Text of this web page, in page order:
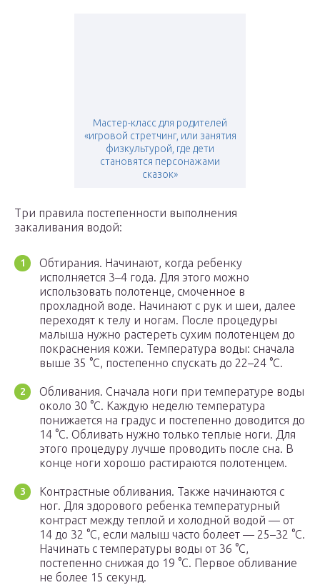
Мастер-класс для родителей
«игровой стретчинг, или занятия
физкультурой, где дети
становятся персонажами
сказок»
Три правила постепенности выполнения
закаливания водой:
Обтирания. Начинают, когда ребенку
исполняется 3–4 года. Для этого можно
использовать полотенце, смоченное в
прохладной воде. Начинают с рук и шеи, далее
переходят к телу и ногам. После процедуры
малыша нужно растереть сухим полотенцем до
покраснения кожи. Температура воды: сначала
выше 35 °С, постепенно спускать до 22–24 °С.
Обливания. Сначала ноги при температуре воды
около 30 °С. Каждую неделю температура
понижается на градус и постепенно доводится до
14 °С. Обливать нужно только теплые ноги. Для
этого процедуру лучше проводить после сна. В
конце ноги хорошо растираются полотенцем.
Контрастные обливания. Также начинаются с
ног. Для здорового ребенка температурный
контраст между теплой и холодной водой — от
14 до 32 °С, если малыш часто болеет — 25–32 °С.
Начинать с температуры воды от 36 °С,
постепенно снижая до 19 °С. Первое обливание
не более 15 секунд.